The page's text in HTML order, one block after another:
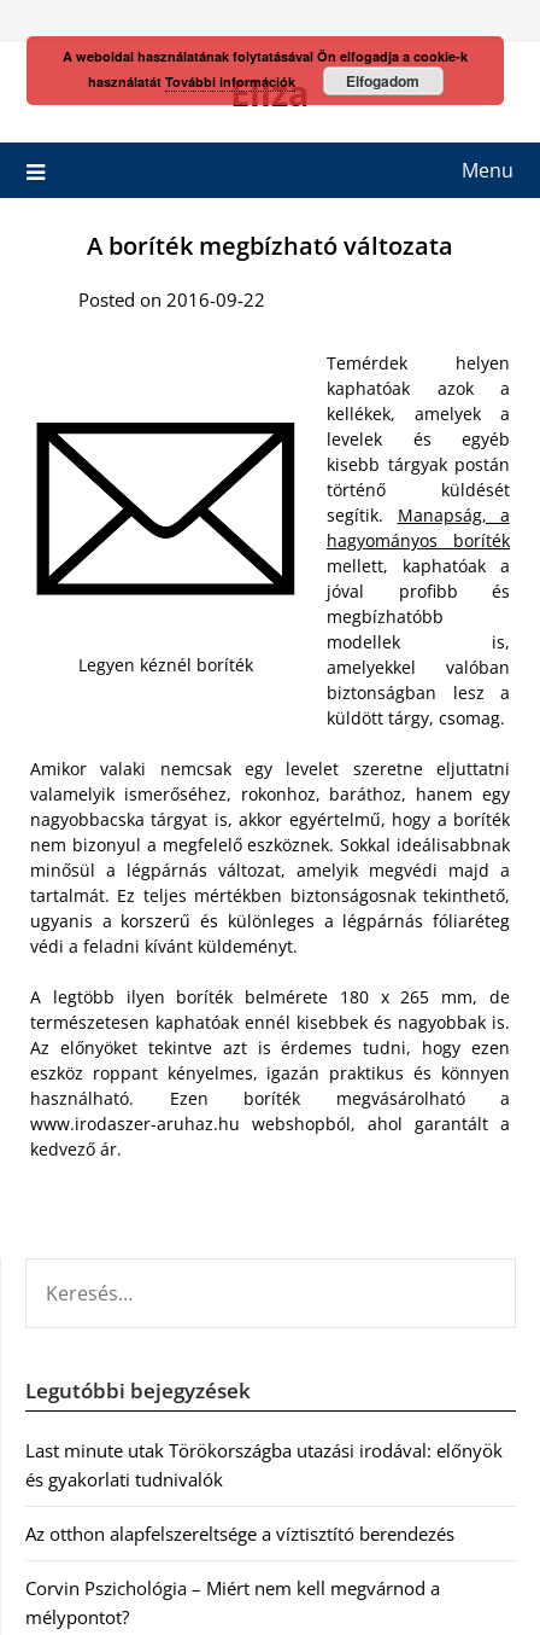
Eliza
Menu
A boríték megbízható változata
Posted on 2016-09-22
Legyen kéznél boríték
Temérdek helyen
kaphatóak azok a
kellékek, amelyek a
levelek és egyéb
kisebb tárgyak postán
történő küldését
segítik. Manapság, a
hagyományos boríték
mellett, kaphatóak a
jóval profibb és
megbízhatóbb
modellek is,
amelyekkel valóban
biztonságban lesz a
küldött tárgy, csomag.
Amikor valaki nemcsak egy levelet szeretne eljuttatni
valamelyik ismerőséhez, rokonhoz, baráthoz, hanem egy
nagyobbacska tárgyat is, akkor egyértelmű, hogy a boríték
nem bizonyul a megfelelő eszköznek. Sokkal ideálisabbnak
minősül a légpárnás változat, amelyik megvédi majd a
tartalmát. Ez teljes mértékben biztonságosnak tekinthető,
ugyanis a korszerű és különleges a légpárnás fóliaréteg
védi a feladni kívánt küldeményt.
A legtöbb ilyen boríték belmérete 180 x 265 mm, de
természetesen kaphatóak ennél kisebbek és nagyobbak is.
Az előnyöket tekintve azt is érdemes tudni, hogy ezen
eszköz roppant kényelmes, igazán praktikus és könnyen
használható. Ezen boríték megvásárolható a
www.irodaszer-aruhaz.hu webshopból, ahol garantált a
kedvező ár.
Legutóbbi bejegyzések
Last minute utak Törökországba utazási irodával: előnyök
és gyakorlati tudnivalók
Az otthon alapfelszereltsége a víztisztító berendezés
Corvin Pszichológia – Miért nem kell megvárnod a
mélypontot?
A weboldal használatának folytatásával Ön elfogadja a cookie-k
használatát További információk Elfogadom